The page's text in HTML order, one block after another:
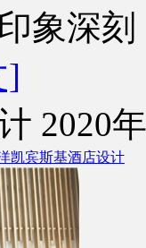
象深
]
2020
凯宾斯基酒店设计